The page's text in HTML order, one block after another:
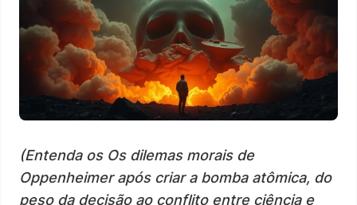
(Entenda os Os dilemas morais de
Oppenheimer após criar a bomba atômica, do
peso da decisão ao conflito entre ciência e